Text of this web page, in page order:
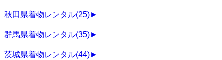
秋田県着物レンタル(25)►
群馬県着物レンタル(35)►
茨城県着物レンタル(44)►